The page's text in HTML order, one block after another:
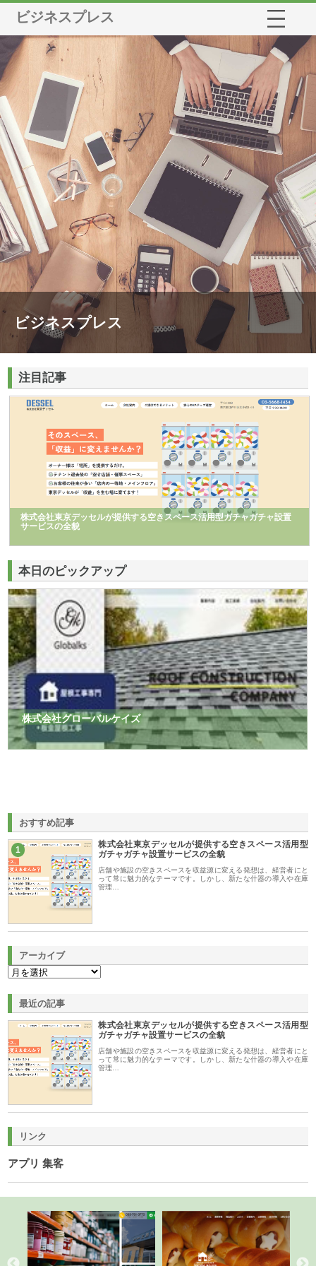
ビジネスプレス
ビジネスプレス
注目記事
株式会社東京デッセルが提供する空きスペース活用型ガチャガチャ設置
サービスの全貌
本日のピックアップ
株式会社グローバルケイズ
おすすめ記事
1
株式会社東京デッセルが提供する空きスペース活用型
ガチャガチャ設置サービスの全貌
店舗や施設の空きスペースを収益源に変える発想は、経営者にと
って常に魅力的なテーマです。しかし、新たな什器の導入や在庫
管理…
アーカイブ
最近の記事
株式会社東京デッセルが提供する空きスペース活用型
ガチャガチャ設置サービスの全貌
店舗や施設の空きスペースを収益源に変える発想は、経営者にと
って常に魅力的なテーマです。しかし、新たな什器の導入や在庫
管理…
リンク
アプリ 集客